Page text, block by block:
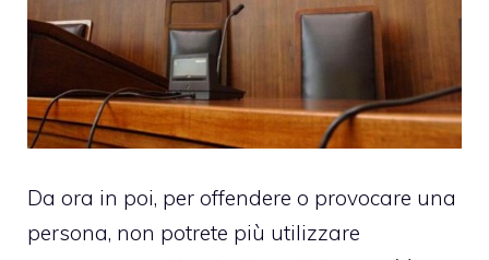
Da ora in poi, per offendere o provocare una
persona, non potrete più utilizzare